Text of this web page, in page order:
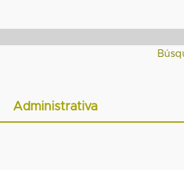
Administrativa